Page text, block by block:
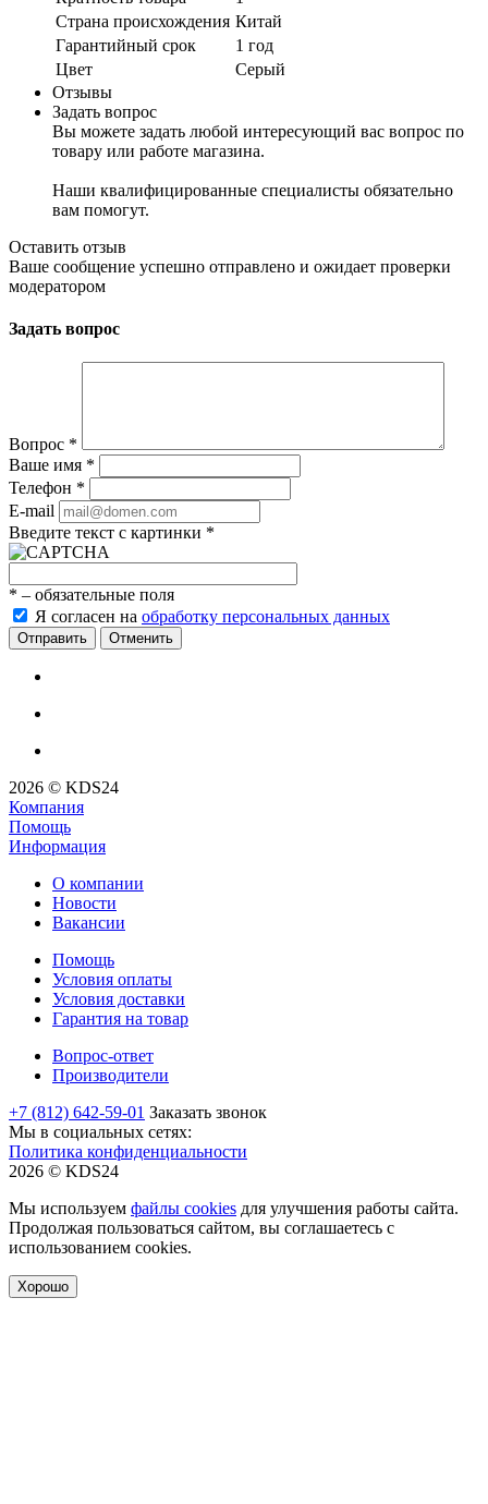
Страна происхождения Китай
Гарантийный срок
1 год
Цвет
Серый
Отзывы
Задать вопрос
Вы можете задать любой интересующий вас вопрос по
товару или работе магазина.
Наши квалифицированные специалисты обязательно
вам помогут.
Оставить отзыв
Ваше сообщение успешно отправлено и ожидает проверки
модератором
Задать вопрос
Вопрос *
Ваше имя *
Телефон *
E-mail
Введите текст с картинки *
* – обязательные поля
Я согласен на обработку персональных данных
Отменить
2026 © KDS24
Компания
Помощь
Информация
О компании
Новости
Вакансии
Помощь
Условия оплаты
Условия доставки
Гарантия на товар
Вопрос-ответ
Производители
+7 (812) 642-59-01 Заказать звонок
Мы в социальных сетях:
Политика конфиденциальности
2026 © KDS24
Мы используем файлы cookies для улучшения работы сайта.
Продолжая пользоваться сайтом, вы соглашаетесь с
использованием cookies.
Хорошо